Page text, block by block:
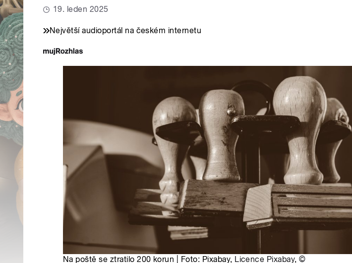
19. leden 2025
Největší audioportál na českém internetu
Na poště se ztratilo 200 korun | Foto: Pixabay, Licence Pixabay,©